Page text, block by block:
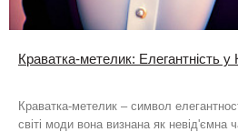
Краватка-метелик: Елегантність
Краватка-метелик – символ
світі моди вона визнана як невід'ємна